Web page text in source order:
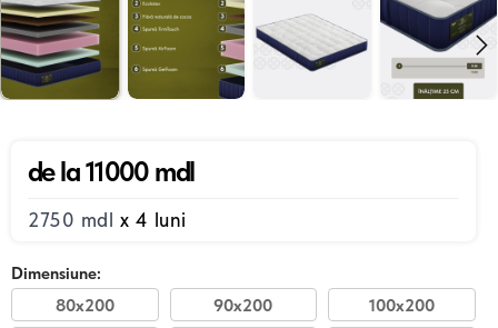
de la 11000 mdl
2750 mdl x 4 luni
Dimensiune:
80x200 90x200
100x200